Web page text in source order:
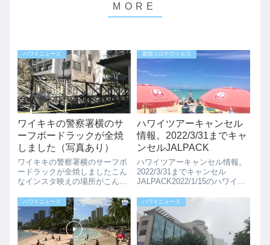
ハワイニュース
ワイキキの警察署横のサ
ーフボードラックが全焼
しました（写真あり）
ワイキキの警察署横のサーフボ
ードラックが全焼しましたこん
なインスタ映えの場所がこんな
裏のサーフボードラックが全焼
しました。（モアナサーフライ
ダーの横です。）2月27日
8:20PMごろから出火したようで
す。Arso...
新型コロナウイルス
ハワイツアーキャンセル
情報。2022/3/31までキャ
ンセルJALPACK
ハワイツアーキャンセル情報。
2022/3/31までキャンセル
JALPACK2022/1/15のハワイ州
り、5000名を超えたのは初めて
になります。そんな中、ハワイ
旅行のパッケージツアー、大手
旅行代理店のJAL...
ハワイニュース ハワイニュース